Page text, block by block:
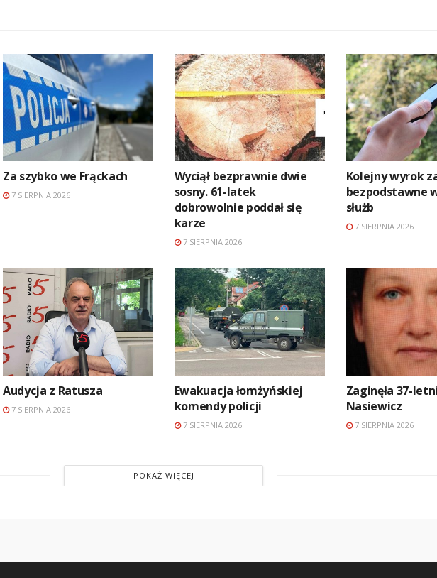
Za szybko we Frąckach
7 SIERPNIA 2026
Wyciął bezprawnie dwie
sosny. 61-latek
dobrowolnie poddał się
karze
7 SIERPNIA 2026
Kolejny wyrok
bezpodstawne
służb
7 SIERPNIA 2026
Audycja z Ratusza
7 SIERPNIA 2026
Ewakuacja łomżyńskiej
komendy policji
7 SIERPNIA 2026
Zaginęła 37-
Nasiewicz
7 SIERPNIA 2026
POKAŻ WIĘCEJ